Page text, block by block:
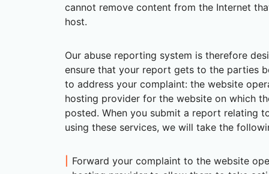
cannot remove content from the Internet
host.
Our abuse reporting system is therefore
ensure that your report gets to the parties
to address your complaint: the website
hosting provider for the website on which
posted. When you submit a report relating
using these services, we will take the
Forward your complaint to the website